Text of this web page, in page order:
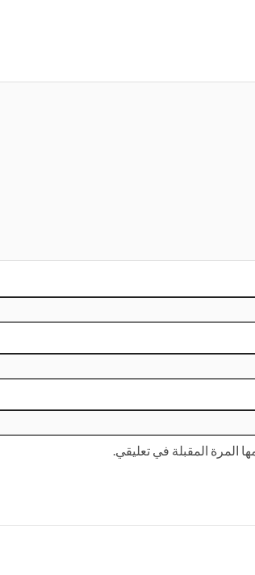
المرة المقبلة في تعليقي.